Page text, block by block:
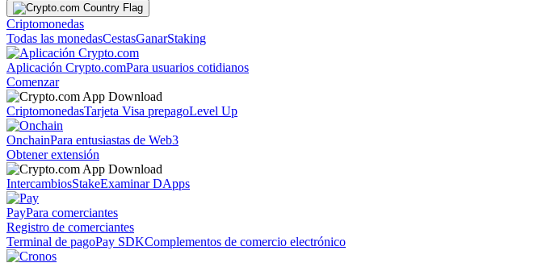
Criptomonedas
Todas las monedasCestasGanarStaking
Aplicación Crypto.comPara usuarios cotidianos
Comenzar
CriptomonedasTarjeta Visa prepagoLevel Up
OnchainPara entusiastas de Web3
Obtener extensión
IntercambiosStakeExaminar DApps
PayPara comerciantes
Registro de comerciantes
Terminal de pagoPay SDKComplementos de comercio electrónico